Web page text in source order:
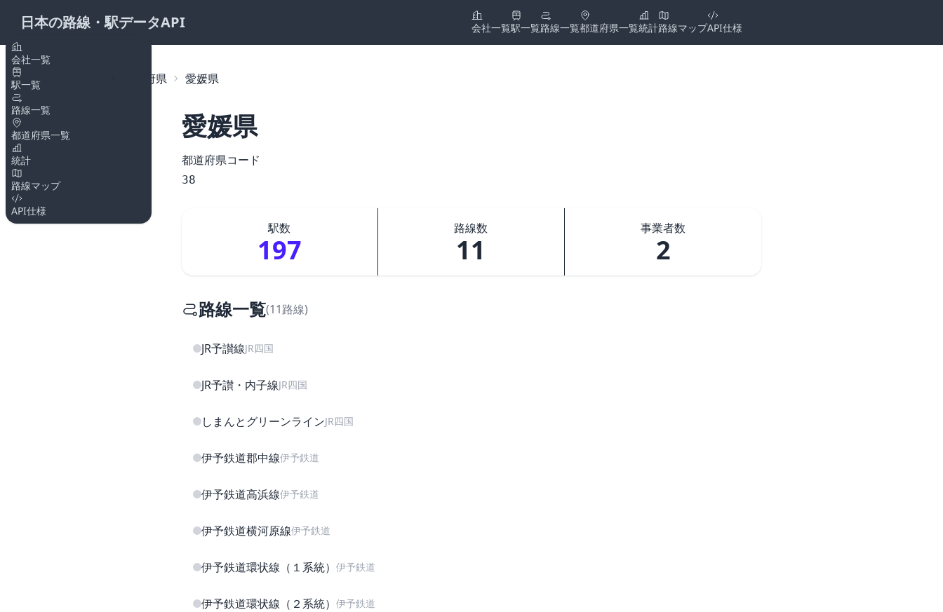
会社一覧
駅一覧
路線一覧
都道府県一覧
統計
路線マップ
API仕様
日本の路線・駅データAPI 会社一覧駅一覧路線一覧都道府県一覧統計路線マップAPI仕様
トップページ 都道府県 愛媛県
愛媛県
都道府県コード
38
駅数
197
路線数
11
事業者数
2
路線一覧(11路線)
JR予讃線JR四国
JR予讃・内子線JR四国
しまんとグリーンラインJR四国
伊予鉄道郡中線伊予鉄道
伊予鉄道高浜線伊予鉄道
伊予鉄道横河原線伊予鉄道
伊予鉄道環状線（１系統） 伊予鉄道
伊予鉄道環状線（２系統） 伊予鉄道